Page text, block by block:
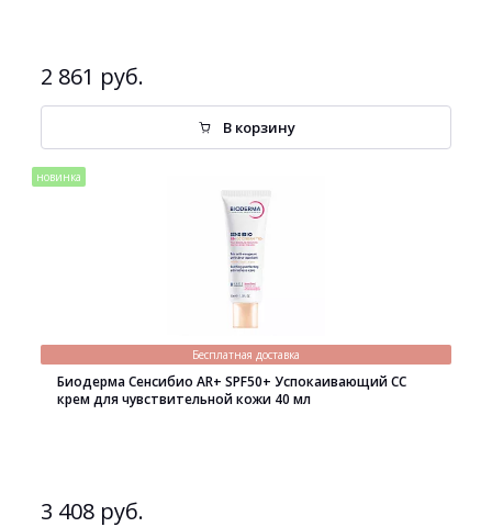
2 861 руб.
В корзину
новинка
Бесплатная доставка
Биодерма Сенсибио AR+ SPF50+ Успокаивающий СС
крем для чувствительной кожи 40 мл
3 408 руб.